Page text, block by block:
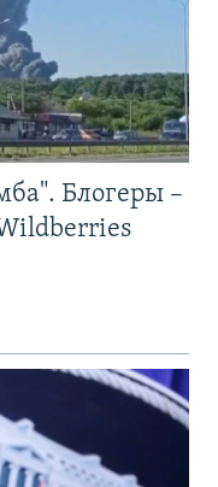
Блогеры –